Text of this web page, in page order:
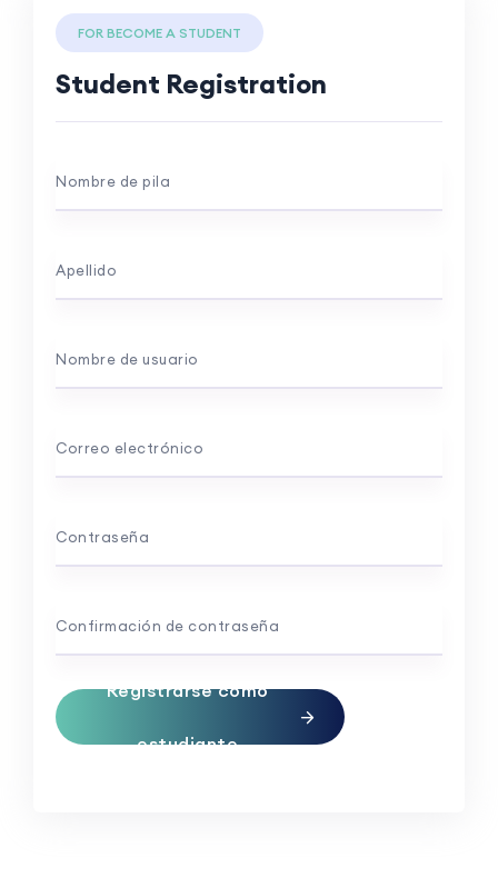
FOR BECOME A STUDENT
Student Registration
Nombre de pila
Apellido
Nombre de usuario
Correo electrónico
Contraseña
Confirmación de contraseña
Registrarse como
estudiante